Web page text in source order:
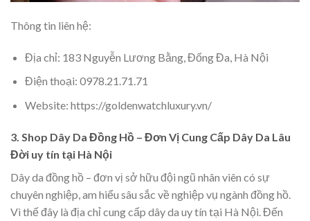
Thông tin liên hệ:
Địa chỉ: 183 Nguyễn Lương Bằng, Đống Đa, Hà Nội
Điện thoại: 0978.21.71.71
Website: https://goldenwatchluxury.vn/
3. Shop Dây Da Đồng Hồ – Đơn Vị Cung Cấp Dây Da Lâu
Đời uy tín tại Hà Nội
Dây da đồng hồ – đơn vị sở hữu đội ngũ nhân viên có sự
chuyên nghiệp, am hiểu sâu sắc về nghiệp vụ ngành đồng hồ.
Vì thế đây là địa chỉ cung cấp dây da uy tín tại Hà Nội. Đến